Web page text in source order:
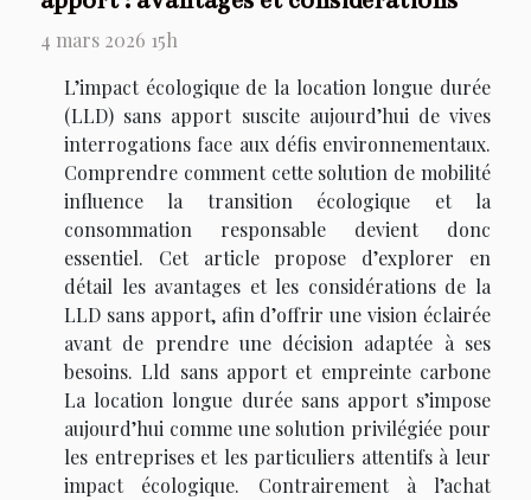
4 mars 2026 15h
L’impact écologique de la location longue durée
(LLD) sans apport suscite aujourd’hui de vives
interrogations face aux défis environnementaux.
Comprendre comment cette solution de mobilité
influence la transition écologique et la
consommation responsable devient donc
essentiel. Cet article propose d’explorer en
détail les avantages et les considérations de la
LLD sans apport, afin d’offrir une vision éclairée
avant de prendre une décision adaptée à ses
besoins. Lld sans apport et empreinte carbone
La location longue durée sans apport s’impose
aujourd’hui comme une solution privilégiée pour
les entreprises et les particuliers attentifs à leur
impact écologique. Contrairement à l’achat